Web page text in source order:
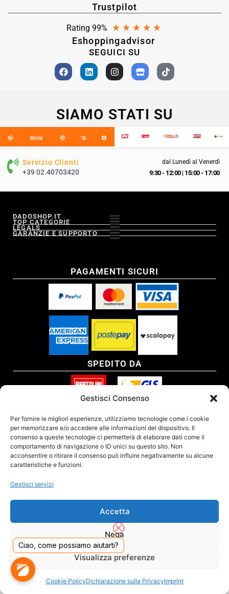
Gestisci Consenso
Per fornire le migliori esperienze, utilizziamo tecnologie come i cookie
per memorizzare e/o accedere alle informazioni del dispositivo. Il
consenso a queste tecnologie ci permetterà di elaborare dati come il
comportamento di navigazione o ID unici su questo sito. Non
acconsentire o ritirare il consenso può influire negativamente su alcune
caratteristiche e funzioni.
Gestisci servizi
Accetta
Nega
Visualizza preferenze
Cookie PolicyDichiarazione sulla PrivacyImprint
Trustpilot
Rating 99% ★ ★ ★ ★ ★
Eshoppingadvisor
SEGUICI SU
SIAMO STATI SU
Servizio Clienti
+39 02.40703420
dal Lunedì al Venerdì
9:30 - 12:00| 15:00 - 17:00
DADOSHOP.IT
TOP CATEGORIE
LEGALS
GARANZIE E SUPPORTO
PAGAMENTI SICURI
SPEDITO DA
DADO S.R.L. Unipersonale - Viale Enrico Forlanini 23 - 20134 Milano (MI) - Italy
Tel. 02.40703420 - P.Iva/C.F. 02681390809 - Numero REA MI-2640300 - Cap. Soc.
Ciao, come possiamo aiutarti?